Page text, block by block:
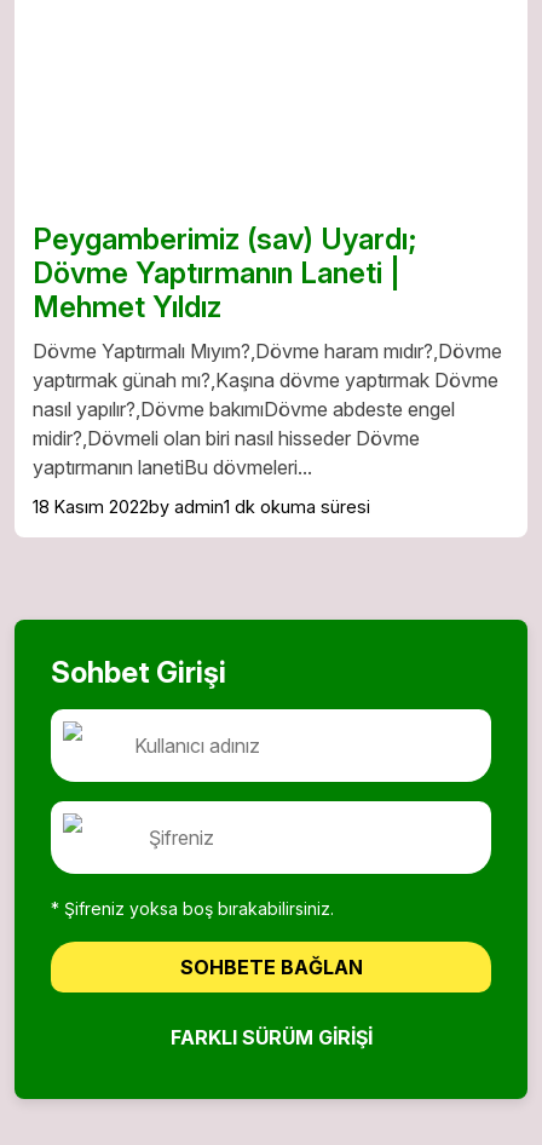
Peygamberimiz (sav) Uyardı;
Dövme Yaptırmanın Laneti |
Mehmet Yıldız
Dövme Yaptırmalı Mıyım?,Dövme haram mıdır?,Dövme
yaptırmak günah mı?,Kaşına dövme yaptırmak Dövme
nasıl yapılır?,Dövme bakımıDövme abdeste engel
midir?,Dövmeli olan biri nasıl hisseder Dövme
yaptırmanın lanetiBu dövmeleri...
18 Kasım 2022by admin1 dk okuma süresi
Sohbet Girişi
* Şifreniz yoksa boş bırakabilirsiniz.
SOHBETE BAĞLAN
FARKLI SÜRÜM GIRIŞI